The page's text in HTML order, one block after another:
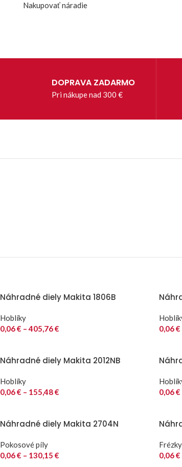
Nakupovať náradie
DOPRAVA ZADARMO
Pri nákupe nad 300 €
Náhradné diely Makita 1806B
Hoblíky
0,06€ – 405,76€
0,06€
Náhradné diely Makita 2012NB
Hoblíky
0,06€ – 155,48€
0,06€
Náhradné diely Makita 2704N
Pokosové píly
0,06€ – 130,15 €
Frézky
0,06€